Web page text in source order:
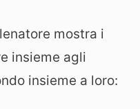
mostra i
insieme agli
insieme a loro: